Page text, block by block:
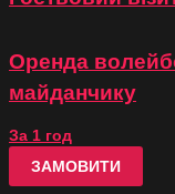
Оренда
майданчику
За 1 год
ЗАМОВИТИ